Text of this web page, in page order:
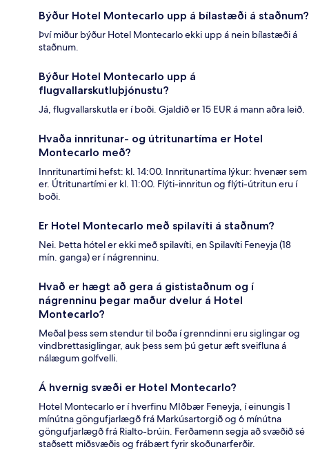
Býður Hotel Montecarlo upp á bílastæði á staðnum?
Því miður býður Hotel Montecarlo ekki upp á nein bílastæði á
staðnum.
Býður Hotel Montecarlo upp á
flugvallarskutluþjónustu?
Já, flugvallarskutla er í boði. Gjaldið er 15 EUR á mann aðra leið.
Hvaða innritunar- og útritunartíma er Hotel
Montecarlo með?
Innritunartími hefst: kl. 14:00. Innritunartíma lýkur: hvenær sem
er. Útritunartími er kl. 11:00. Flýti-innritun og flýti-útritun eru í
boði.
Er Hotel Montecarlo með spilavíti á staðnum?
Nei. Þetta hótel er ekki með spilavíti, en Spilavíti Feneyja (18
mín. ganga) er í nágrenninu.
Hvað er hægt að gera á gististaðnum og í
nágrenninu þegar maður dvelur á Hotel
Montecarlo?
Meðal þess sem stendur til boða í grenndinni eru siglingar og
vindbrettasiglingar, auk þess sem þú getur æft sveifluna á
nálægum golfvelli.
Á hvernig svæði er Hotel Montecarlo?
Hotel Montecarlo er í hverfinu MIðbær Feneyja, í einungis 1
mínútna göngufjarlægð frá Markúsartorgið og 6 mínútna
göngufjarlægð frá Rialto-brúin. Ferðamenn segja að svæðið sé
staðsett miðsvæðis og frábært fyrir skoðunarferðir.